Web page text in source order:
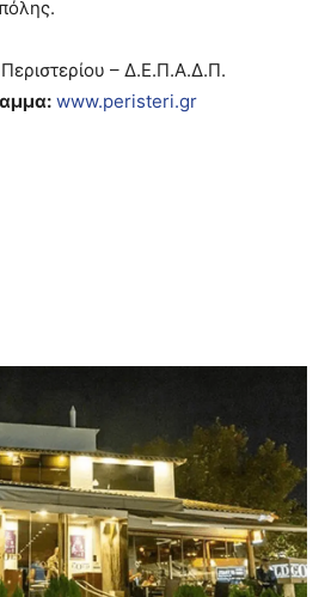
– Δ.Ε.Π.Α.Δ.Π.
www.peristeri.gr